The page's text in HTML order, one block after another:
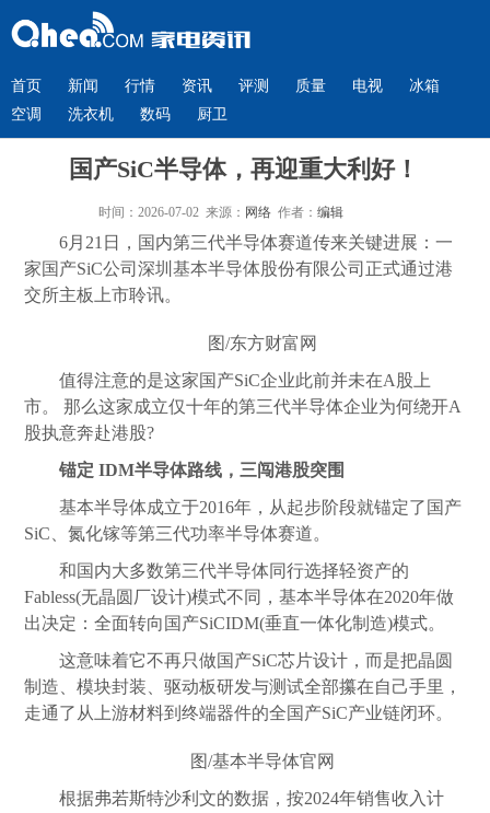
首页 新闻 行情 资讯 评测 质量 电视
冰箱
空调
洗衣机 数码 厨卫
国产SiC半导体，再迎重大利好！
时间：2026-07-02 来源： 网络作者： 编辑
6月21日，国内第三代半导体赛道传来关键进展：一
家国产SiC公司深圳基本半导体股份有限公司正式通过港
交所主板上市聆讯。
图/东方财富网
值得注意的是这家国产SiC企业此前并未在A股上
市。 那么这家成立仅十年的第三代半导体企业为何绕开A
股执意奔赴港股?
锚定 IDM半导体路线，三闯港股突围
基本半导体成立于2016年，从起步阶段就锚定了国产
SiC、氮化镓等第三代功率半导体赛道。
和国内大多数第三代半导体同行选择轻资产的
Fabless(无晶圆厂设计)模式不同，基本半导体在2020年做
出决定：全面转向国产SiCIDM(垂直一体化制造)模式。
这意味着它不再只做国产SiC芯片设计，而是把晶圆
制造、模块封装、驱动板研发与测试全部攥在自己手里，
走通了从上游材料到终端器件的全国产SiC产业链闭环。
图/基本半导体官网
根据弗若斯特沙利文的数据，按2024年销售收入计